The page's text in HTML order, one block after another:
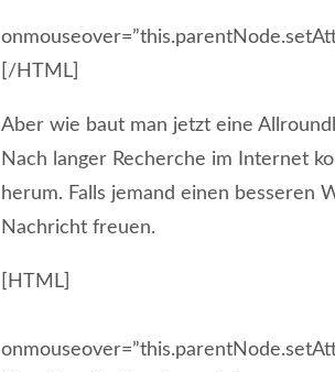
[/HTML]
Aber wie baut man jetzt eine
Nach langer Recherche im Internet
herum. Falls jemand einen besseren
Nachricht freuen.
[HTML]